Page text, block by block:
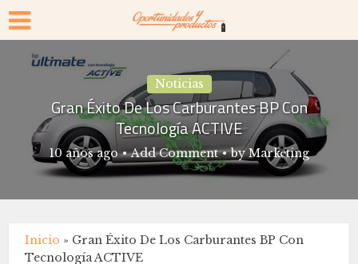
Noticias
Gran Éxito De Los Carburantes BP Con
Tecnología ACTIVE
10 años ago Add Comment byMarketing
Inicio » Gran Éxito De Los Carburantes BP Con
Tecnología ACTIVE